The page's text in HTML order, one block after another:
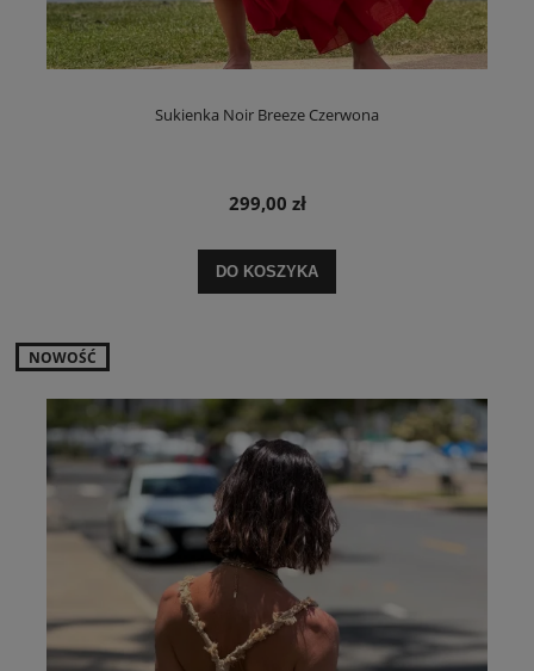
Sukienka Noir Breeze Czerwona
299,00 zł
DO KOSZYKA
NOWOŚĆ